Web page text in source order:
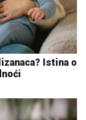
Istina o